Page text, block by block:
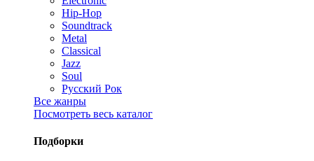
Hip-Hop
Soundtrack
Metal
Classical
Jazz
Soul
Русский Рок
Все жанры
Посмотреть весь каталог
Подборки